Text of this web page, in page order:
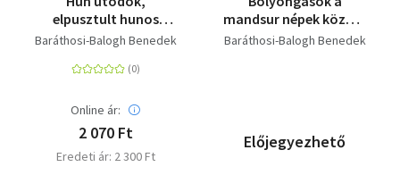
elpusztult hunos
véreink
Baráthosi-Balogh Benedek
Online ár:
2 070 Ft
Eredeti ár: 2 300 Ft
mandsur népek között
+ Korea a hajnalpir
Baráthosi-Balogh Benedek
Előjegyezhető